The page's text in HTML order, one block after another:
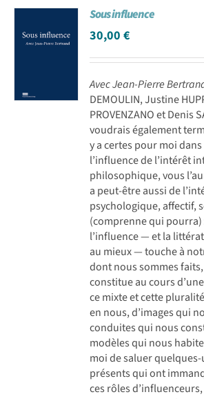
Panier WooCommerce
Sous influence
30,00€
Avec Jean-Pierre
DEMOULIN, Justine
PROVENZANO et Denis
voudrais également
y a certes pour moi
l’influence de l’intérêt
philosophique, vous
a peut-être aussi de
psychologique, affectif,
(comprenne qui pourra)
l’influence — et la
au mieux — touche à
dont nous sommes
constitue au cours
ce mixte et cette
en nous, d’images qui
conduites qui nous
modèles qui nous
moi de saluer
présents qui ont
ces rôles